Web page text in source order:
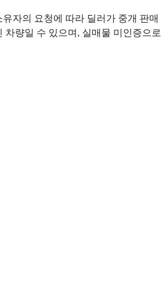
자의 요청에 따라 딜러가 중개 판매
차량일 수 있으며, 실매물 미인증으로